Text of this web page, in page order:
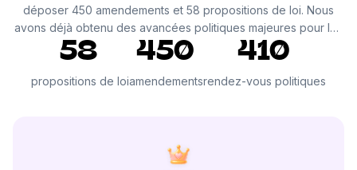
déposer 450 amendements et 58 propositions de loi. Nous
avons déjà obtenu des avancées politiques majeures pour les
animaux, dont la loi contre la maltraitance animale en 2021, qui
met fin aux spectacles d’animaux sauvages dans les cirques et
à l’élevage d’animaux pour leur fourrure en France. Votre
58
propositions de loi
450
amendements
410
rendez-vous politiques